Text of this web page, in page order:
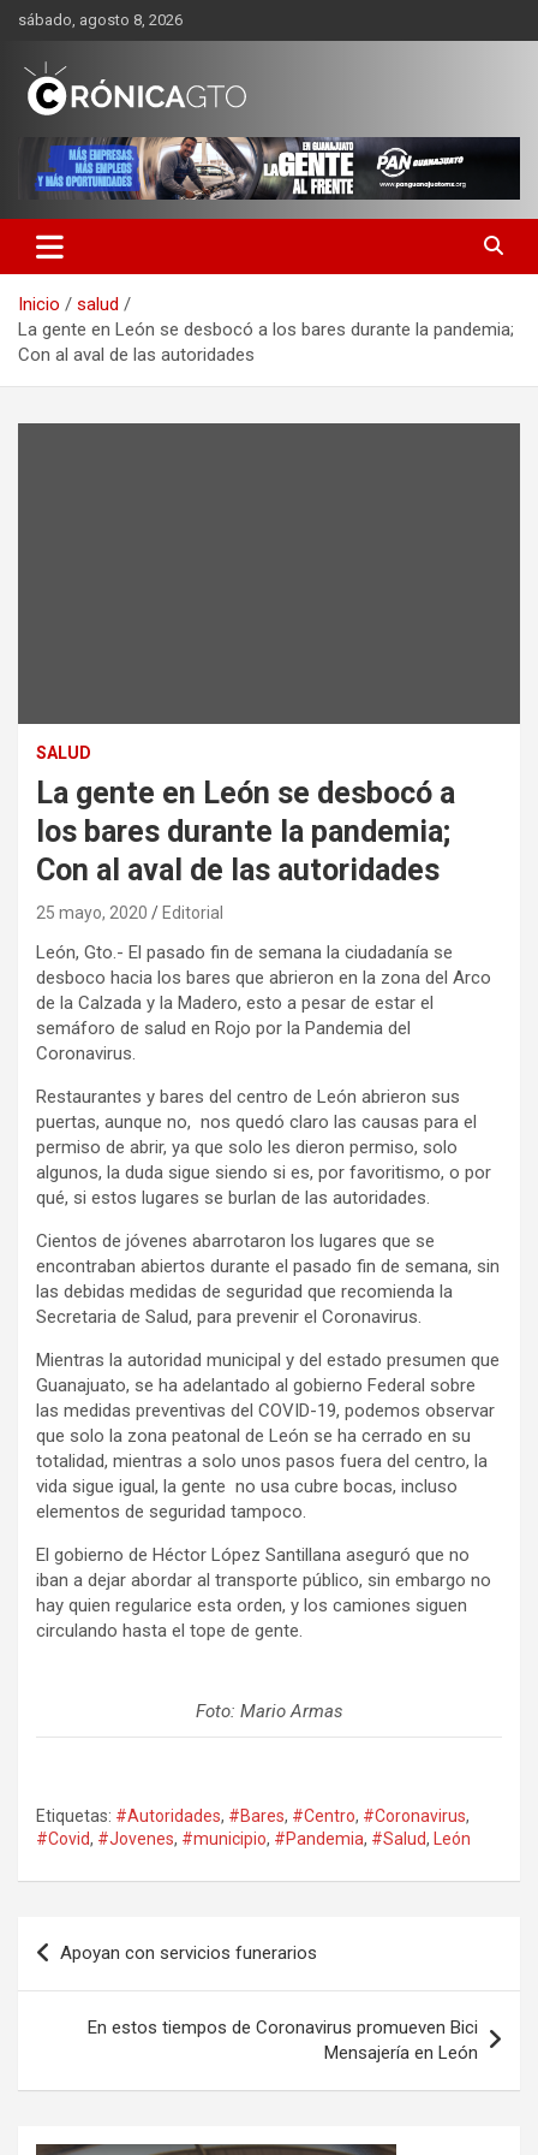
Saltar
contenido
sábado, agosto 8, 2026
CRONICA GUANAJUATO
Inicio
salud
La gente en León se desbocó a los bares durante la pandemia;
Con al aval de las autoridades
SALUD
La gente en León se desbocó a
los bares durante la pandemia;
Con al aval de las autoridades
25 mayo, 2020 Editorial
León, Gto.- El pasado fin de semana la ciudadanía se
desboco hacia los bares que abrieron en la zona del Arco
de la Calzada y la Madero, esto a pesar de estar el
semáforo de salud en Rojo por la Pandemia del
Coronavirus.
Restaurantes y bares del centro de León abrieron sus
puertas, aunque no, nos quedó claro las causas para el
permiso de abrir, ya que solo les dieron permiso, solo
algunos, la duda sigue siendo si es, por favoritismo, o por
qué, si estos lugares se burlan de las autoridades.
Cientos de jóvenes abarrotaron los lugares que se
encontraban abiertos durante el pasado fin de semana, sin
las debidas medidas de seguridad que recomienda la
Secretaria de Salud, para prevenir el Coronavirus.
Mientras la autoridad municipal y del estado presumen que
Guanajuato, se ha adelantado al gobierno Federal sobre
las medidas preventivas del COVID-19, podemos observar
que solo la zona peatonal de León se ha cerrado en su
totalidad, mientras a solo unos pasos fuera del centro, la
vida sigue igual, la gente no usa cubre bocas, incluso
elementos de seguridad tampoco.
El gobierno de Héctor López Santillana aseguró que no
iban a dejar abordar al transporte público, sin embargo no
hay quien regularice esta orden, y los camiones siguen
circulando hasta el tope de gente.
Foto: Mario Armas
Etiquetas: #Autoridades, #Bares, #Centro, #Coronavirus,
#Covid, #Jovenes, #municipio, #Pandemia, #Salud, León
Navegación
de
entradas
Apoyan con servicios funerarios
En estos tiempos de Coronavirus promueven Bici
Mensajería en León